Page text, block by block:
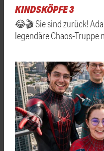
KINDSKÖPFE 3
😂🎬 Sie sind zurück!
legendäre Chaos-Truppe